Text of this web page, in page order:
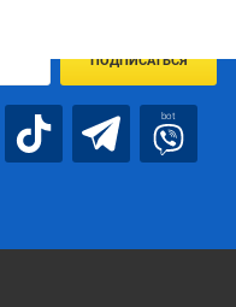
ПОДПИСАТЬСЯ
bot